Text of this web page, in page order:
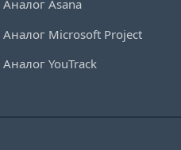
Аналог Asana
Аналог Microsoft Project
Аналог YouTrack